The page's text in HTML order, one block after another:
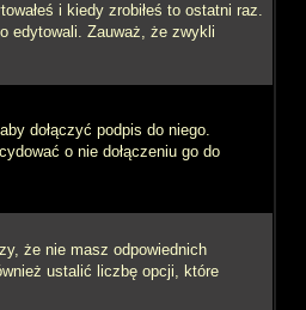
i kiedy zrobiłeś to ostatni raz.
edytowali. Zauważ, że zwykli
dołączyć podpis do niego.
o nie dołączeniu go do
że nie masz odpowiednich
ustalić liczbę opcji, które